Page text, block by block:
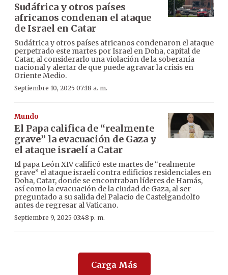
Sudáfrica y otros países
africanos condenan el ataque
de Israel en Catar
Sudáfrica y otros países africanos condenaron el ataque
perpetrado este martes por Israel en Doha, capital de
Catar, al considerarlo una violación de la soberanía
nacional y alertar de que puede agravar la crisis en
Oriente Medio.
Septiembre 10, 2025 07:18 a. m.
Mundo
El Papa califica de “realmente
grave” la evacuación de Gaza y
el ataque israelí a Catar
El papa León XIV calificó este martes de “realmente
grave” el ataque israelí contra edificios residenciales en
Doha, Catar, donde se encontraban líderes de Hamás,
así como la evacuación de la ciudad de Gaza, al ser
preguntado a su salida del Palacio de Castelgandolfo
antes de regresar al Vaticano.
Septiembre 9, 2025 03:48 p. m.
Carga Más